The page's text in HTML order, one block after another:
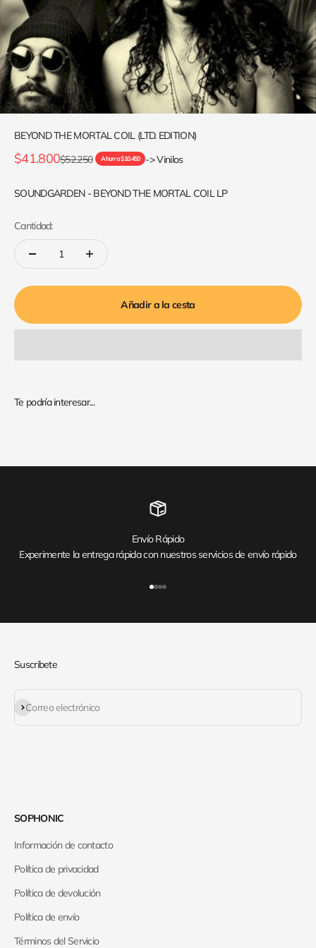
BEYOND THE MORTAL COIL (LTD. EDITION)
Precio de oferta
$41.800Precio normal
$52.250 Ahorra $10.450 -> Vinilos
SOUNDGARDEN - BEYOND THE MORTAL COIL LP
Cantidad:
Añadir a la cesta
Envío Rápido
Experimente la entrega rápida con nuestros servicios de envío rápido
Suscribete
Correo electrónico
Suscribirse
SOPHONIC
Información de contacto
Política de privacidad
Política de devolución
Política de envío
Términos del Servicio